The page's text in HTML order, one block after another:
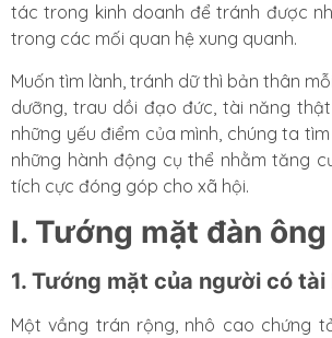
tác trong kinh doanh để tránh được
trong các mối quan hệ xung quanh.
Muốn tìm lành, tránh dữ thì bản thân
dưỡng, trau dồi đạo đức, tài năng
những yếu điểm của mình, chúng ta
những hành động cụ thể nhằm tăng
tích cực đóng góp cho xã hội.
I. Tướng mặt đàn
1. Tướng mặt của người có
Một vầng trán rộng, nhô cao chứng